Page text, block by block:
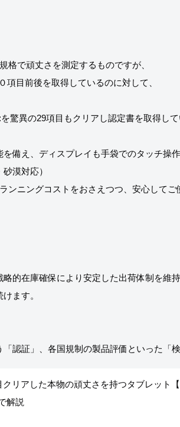
格で頑丈さを測定するものですが、
目前後を取得しているのに対して、
驚異の29項目もクリアし認定書を取得して
備え、ディスプレイも手袋でのタッチ操作
漠対応）
ニングコストをおさえつつ、安心してご
的在庫確保により安定した出荷体制を維
ます。
リアした本物の頑丈さを持つタブレット【
解説